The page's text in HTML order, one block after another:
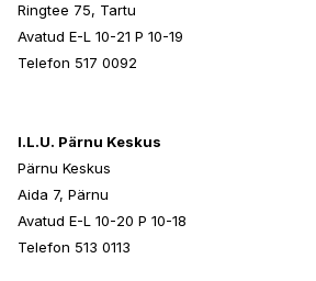
Ringtee 75, Tartu
Avatud E-L 10-21 P 10-19
Telefon 517 0092
I.L.U. Pärnu Keskus
Pärnu Keskus
Aida 7, Pärnu
Avatud E-L 10-20 P 10-18
Telefon 513 0113